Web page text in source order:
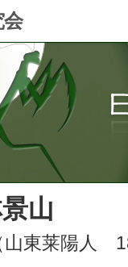
会
山
山東莱陽人